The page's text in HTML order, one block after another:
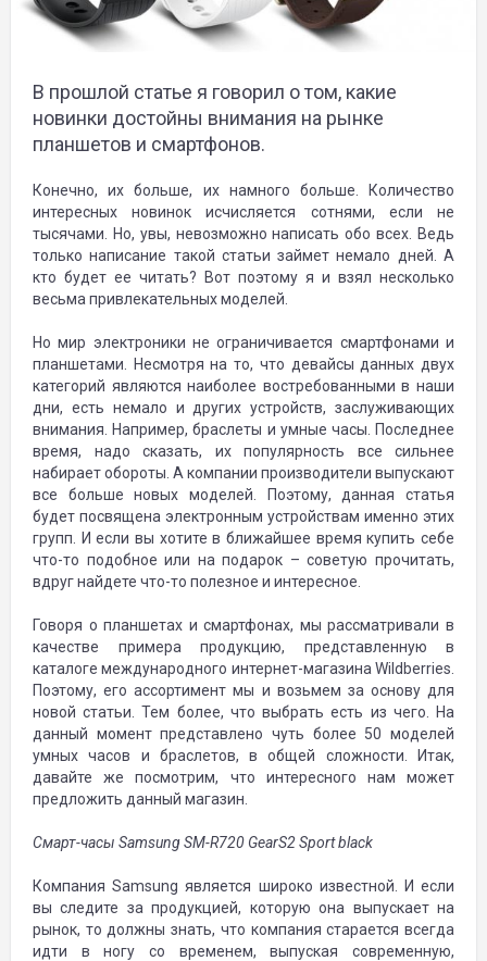
В прошлой статье я говорил о том, какие
новинки достойны внимания на рынке
планшетов и смартфонов.
Конечно, их больше, их намного больше. Количество
интересных новинок исчисляется сотнями, если не
тысячами. Но, увы, невозможно написать обо всех. Ведь
только написание такой статьи займет немало дней. А
кто будет ее читать? Вот поэтому я и взял несколько
весьма привлекательных моделей.
Но мир электроники не ограничивается смартфонами и
планшетами. Несмотря на то, что девайсы данных двух
категорий являются наиболее востребованными в наши
дни, есть немало и других устройств, заслуживающих
внимания. Например, браслеты и умные часы. Последнее
время, надо сказать, их популярность все сильнее
набирает обороты. А компании производители выпускают
все больше новых моделей. Поэтому, данная статья
будет посвящена электронным устройствам именно этих
групп. И если вы хотите в ближайшее время купить себе
что-то подобное или на подарок – советую прочитать,
вдруг найдете что-то полезное и интересное.
Говоря о планшетах и смартфонах, мы рассматривали в
качестве примера продукцию, представленную в
каталоге международного интернет-магазина Wildberries.
Поэтому, его ассортимент мы и возьмем за основу для
новой статьи. Тем более, что выбрать есть из чего. На
данный момент представлено чуть более 50 моделей
умных часов и браслетов, в общей сложности. Итак,
давайте же посмотрим, что интересного нам может
предложить данный магазин.
Смарт-часы Samsung SM-R720 GearS2 Sport black
Компания Samsung является широко известной. И если
вы следите за продукцией, которую она выпускает на
рынок, то должны знать, что компания старается всегда
идти в ногу со временем, выпуская современную,